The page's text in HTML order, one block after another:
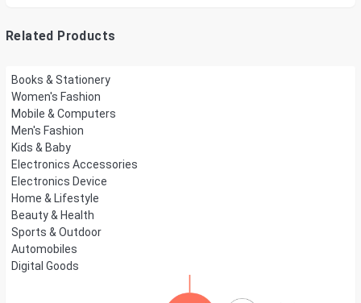
Related Products
Books & Stationery
Women's Fashion
Mobile & Computers
Men's Fashion
Kids & Baby
Electronics Accessories
Electronics Device
Home & Lifestyle
Beauty & Health
Sports & Outdoor
Automobiles
Digital Goods